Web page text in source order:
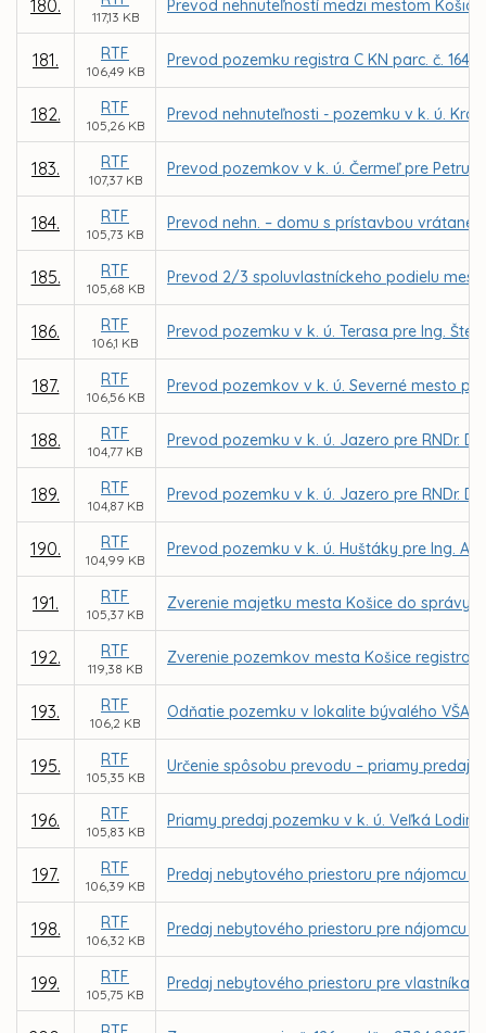
180.
117,13 KB
Prevod nehnuteľností medzi mestom
181. RTF
106,49 KB
Prevod pozemku registra C KN parc. č.
182. RTF
105,26 KB
Prevod nehnuteľnosti - pozemku v k. ú.
183. RTF
107,37 KB
Prevod pozemkov v k. ú. Čermeľ pre Petru
184. RTF
105,73 KB
Prevod nehn. – domu s prístavbou vrátane
185. RTF
105,68 KB
Prevod 2/3 spoluvlastníckeho podielu
186. RTF
106,1 KB
Prevod pozemku v k. ú. Terasa pre Ing.
187. RTF
106,56 KB
Prevod pozemkov v k. ú. Severné mesto
188. RTF
104,77 KB
Prevod pozemku v k. ú. Jazero pre RNDr.
189. RTF
104,87 KB
Prevod pozemku v k. ú. Jazero pre RNDr.
190. RTF
104,99 KB
Prevod pozemku v k. ú. Huštáky pre Ing.
191. RTF
105,37 KB
Zverenie majetku mesta Košice do správy
192. RTF
119,38 KB
Zverenie pozemkov mesta Košice registra
193. RTF
106,2 KB
Odňatie pozemku v lokalite bývalého VŠA
195. RTF
105,35 KB
Určenie spôsobu prevodu – priamy predaj
196. RTF
105,83 KB
Priamy predaj pozemku v k. ú. Veľká
197. RTF
106,39 KB
Predaj nebytového priestoru pre nájomcu
198. RTF
106,32 KB
Predaj nebytového priestoru pre nájomcu
199. RTF
105,75 KB
Predaj nebytového priestoru pre vlastníka